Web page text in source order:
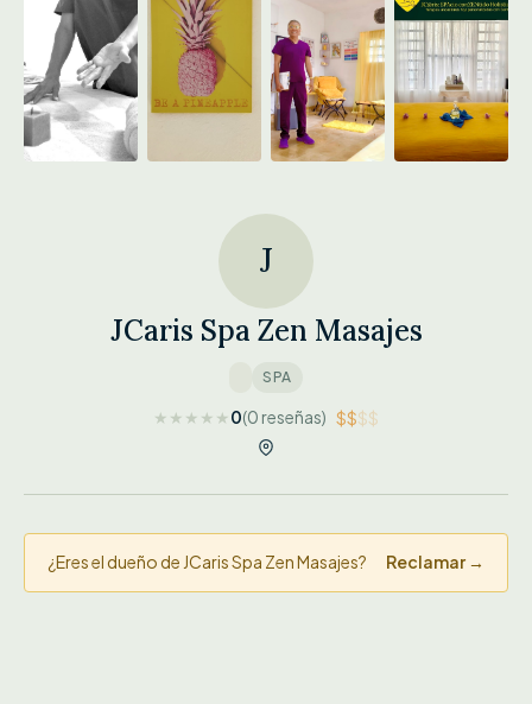
J
JCaris Spa Zen Masajes
SPA
★ ★ ★ ★ ★0(0 reseñas) $$$$
¿Eres el dueño de JCaris Spa Zen Masajes? Reclamar →